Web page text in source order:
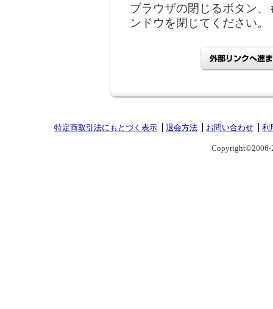
ブラウザの閉じるボタン
ンドウを閉じてください。
特定商取引法にもとづく表示 退会方法 お問い合わせ 利
Copyright©2006-